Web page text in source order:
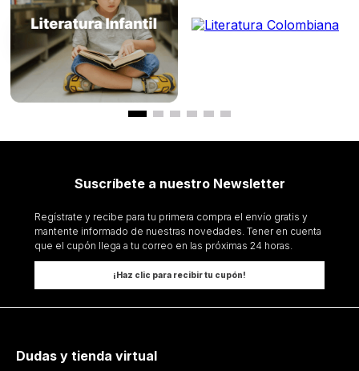
Suscríbete a nuestro Newsletter
Regístrate y recibe para tu primera compra el envío gratis y
mantente informado de nuestras novedades. Tener en cuenta
que el cupón llega a tu correo en las próximas 24 horas.
¡Haz clic para recibir tu cupón!
Dudas y tienda virtual